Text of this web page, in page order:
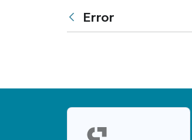
Vés enrere
Error